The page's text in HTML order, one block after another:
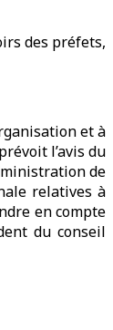
des préfets,
et à
l’avis du
de
relatives à
en compte
du conseil